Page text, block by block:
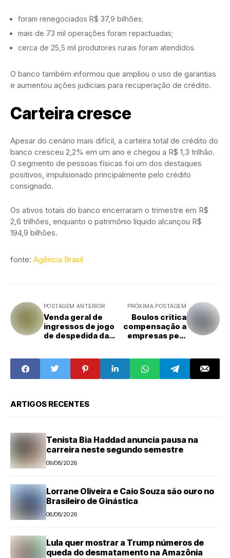
foram renegociados R$ 37,9 bilhões;
mais de 73 mil operações foram repactuadas;
cerca de 25,5 mil produtores rurais foram atendidos.
O banco também informou que ampliou o uso de garantias
e aumentou ações judiciais para recuperação de crédito.
Carteira cresce
Apesar do cenário mais difícil, a carteira total de crédito do
banco cresceu 2,2% em um ano e chegou a R$ 1,3 trilhão.
O segmento de pessoas físicas foi um dos destaques
positivos, impulsionado principalmente pelo crédito
consignado.
Os ativos totais do banco encerraram o trimestre em R$
2,6 trilhões, enquanto o patrimônio líquido alcançou R$
194,9 bilhões.
fonte: Agência Brasil
POSTAGEM ANTERIOR
Venda geral de
ingressos de jogo
de despedida da
PRÓXIMA POSTAGEM
Boulos critica
compensação a
empresas pelo
ARTIGOS RECENTES
Tenista Bia Haddad anuncia pausa na
carreira neste segundo semestre
09/08/2026
Lorrane Oliveira e Caio Souza são ouro no
Brasileiro de Ginástica
08/08/2026
Lula quer mostrar a Trump números de
queda do desmatamento na Amazônia